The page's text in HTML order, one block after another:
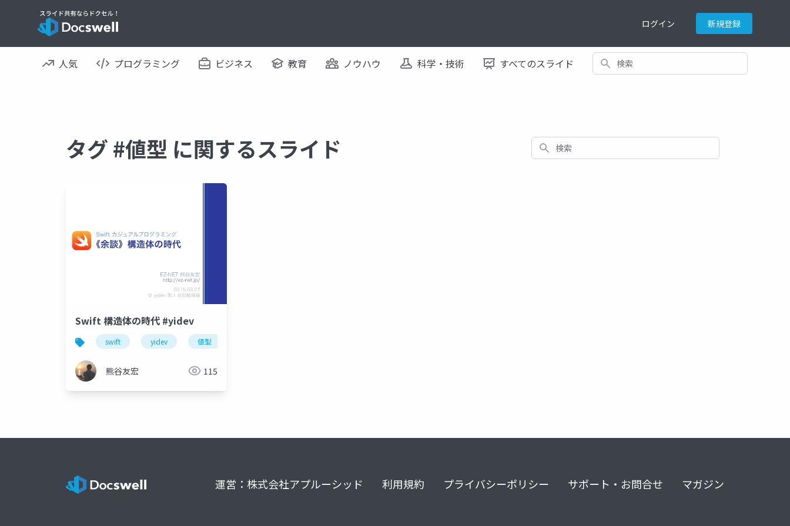
ログイン 新規登録
人気 プログラミング ビジネス 教育 ノウハウ 科学・技術 すべてのスライド 検索
タグ #値型 に関するスライド 検索
Swift 構造体の時代 #yidev
swift yidev 値型
熊谷友宏 115
運営：株式会社アプルーシッド 利用規約 プライバシーポリシー サポート・お問合せ マガジン